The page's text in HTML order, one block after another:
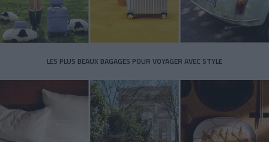
LES PLUS BEAUX BAGAGES POUR VOYAGER AVEC STYLE